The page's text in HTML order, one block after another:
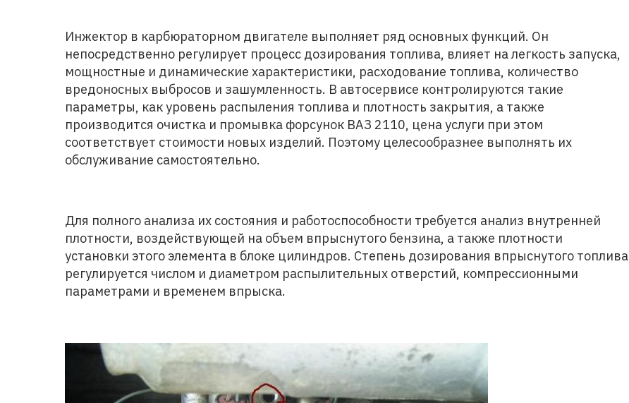
Инжектор в карбюраторном двигателе выполняет ряд основных функций. Он
непосредственно регулирует процесс дозирования топлива, влияет на легкость запуска,
мощностные и динамические характеристики, расходование топлива, количество
вредоносных выбросов и зашумленность. В автосервисе контролируются такие
параметры, как уровень распыления топлива и плотность закрытия, а также
производится очистка и промывка форсунок ВАЗ 2110, цена услуги при этом
соответствует стоимости новых изделий. Поэтому целесообразнее выполнять их
обслуживание самостоятельно.
Для полного анализа их состояния и работоспособности требуется анализ внутренней
плотности, воздействующей на объем впрыснутого бензина, а также плотности
установки этого элемента в блоке цилиндров. Степень дозирования впрыснутого топлива
регулируется числом и диаметром распылительных отверстий, компрессионными
параметрами и временем впрыска.